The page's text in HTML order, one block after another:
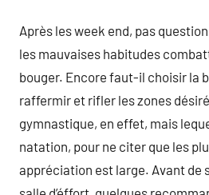
Après les week end, pas
les mauvaises habitudes
bouger. Encore faut-il choisir la
raffermir et rifler les zones
gymnastique, en effet, mais
natation, pour ne citer que les
appréciation est large. Avant de